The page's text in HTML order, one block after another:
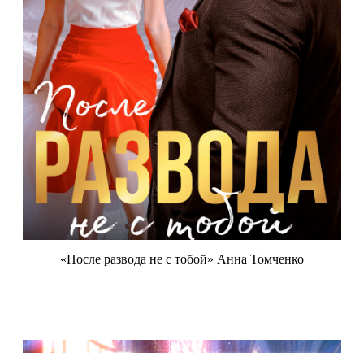
«После развода не с тобой» Анна Томченко